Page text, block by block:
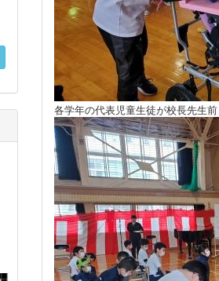
各学年の代表児童生徒が校長先生